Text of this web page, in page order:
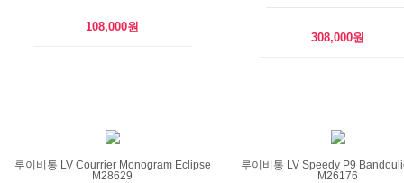
108,000원
308,000원
루이비통 LV Courrier Monogram Eclipse
M28629
루이비통 LV Speedy P9
M26176